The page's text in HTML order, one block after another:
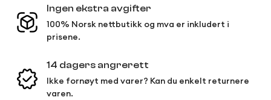
Ingen ekstra avgifter
100% Norsk nettbutikk og mva er inkludert i
prisene.
14 dagers angrerett
Ikke fornøyt med varer? Kan du enkelt returnere
varen.